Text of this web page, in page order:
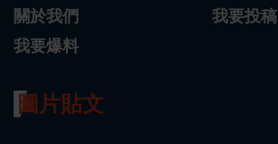
關於我們
我要投稿
我要爆料
圖片貼文